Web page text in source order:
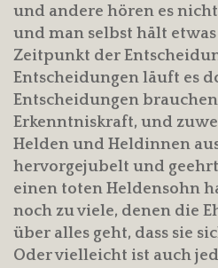
und andere hören es
und man selbst hält
Zeitpunkt der
Entscheidungen läuft es
Entscheidungen
Erkenntniskraft, und
Helden und Heldinnen
hervorgejubelt und
einen toten Heldensohn
noch zu viele, denen die
über alles geht, dass sie
Oder vielleicht ist auch